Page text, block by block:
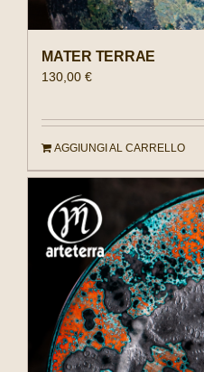
MATER TERRAE
130,00 €
AGGIUNGI AL CARRELLO